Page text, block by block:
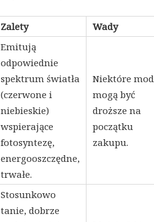
Zalety Wady
Emitują
odpowiednie
spektrum światła
(czerwone i
niebieskie)
wspierające
fotosyntezę,
energooszczędne,
trwałe.
Niektóre
mogą być
droższe na
początku
zakupu.
Stosunkowo
tanie, dobrze